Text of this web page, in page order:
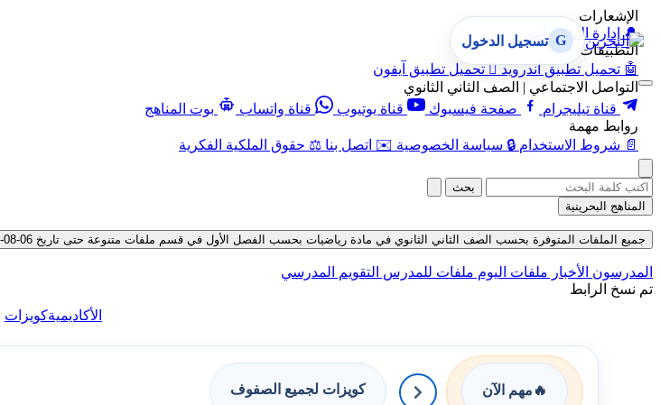
الإشعارات
🔔 إدارة الإشعارات
التطبيقات
🤖 تحميل تطبيق أندرويد  تحميل تطبيق آيفون
التواصل الاجتماعي | الصف الثاني الثانوي
قناة تيليجرام
صفحة فيسبوك قناة يوتيوب قناة واتساب
بوت المناهج
روابط مهمة
📄 شروط الاستخدام 🔒 سياسة الخصوصية ✉️ اتصل بنا ⚖️ حقوق الملكية الفكرية
G تسجيل الدخول
بحث
المناهج البحرينية
جميع الملفات المتوفرة بحسب الصف الثاني الثانوي في مادة رياضيات بحسب الفصل الأول في قسم ملفات متنوعة حتى تاريخ 06-08-2026
المدرسون الأخبار ملفات اليوم ملفات للمدرس التقويم المدرسي
تم نسخ الرابط
الأكاديميةكويزات
🔥 مهم الآن كويزات لجميع الصفوف